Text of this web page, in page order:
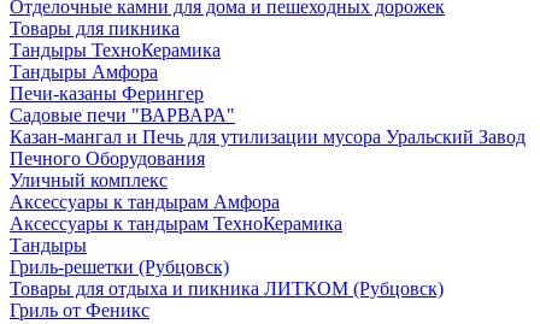
Отделочные камни для дома и пешеходных дорожек
Товары для пикника
Тандыры ТехноКерамика
Тандыры Амфора
Печи-казаны Ферингер
Садовые печи "ВАРВАРА"
Казан-мангал и Печь для утилизации мусора Уральский Завод
Печного Оборудования
Уличный комплекс
Аксессуары к тандырам Амфора
Аксессуары к тандырам ТехноКерамика
Тандыры
Гриль-решетки (Рубцовск)
Товары для отдыха и пикника ЛИТКОМ (Рубцовск)
Гриль от Феникс